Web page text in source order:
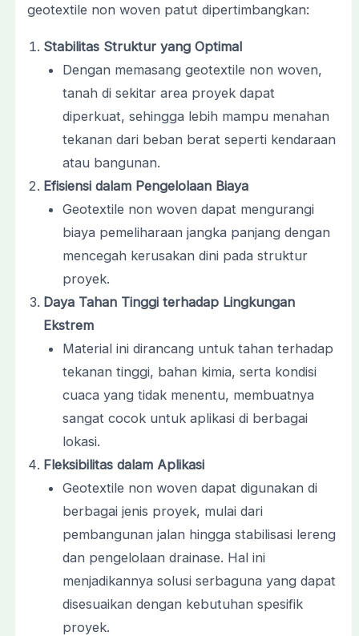
geotextile non woven patut dipertimbangkan:
Stabilitas Struktur yang Optimal
Dengan memasang geotextile non woven,
tanah di sekitar area proyek dapat
diperkuat, sehingga lebih mampu menahan
tekanan dari beban berat seperti kendaraan
atau bangunan.
Efisiensi dalam Pengelolaan Biaya
Geotextile non woven dapat mengurangi
biaya pemeliharaan jangka panjang dengan
mencegah kerusakan dini pada struktur
proyek.
Daya Tahan Tinggi terhadap Lingkungan
Ekstrem
Material ini dirancang untuk tahan terhadap
tekanan tinggi, bahan kimia, serta kondisi
cuaca yang tidak menentu, membuatnya
sangat cocok untuk aplikasi di berbagai
lokasi.
Fleksibilitas dalam Aplikasi
Geotextile non woven dapat digunakan di
berbagai jenis proyek, mulai dari
pembangunan jalan hingga stabilisasi lereng
dan pengelolaan drainase. Hal ini
menjadikannya solusi serbaguna yang dapat
disesuaikan dengan kebutuhan spesifik
proyek.